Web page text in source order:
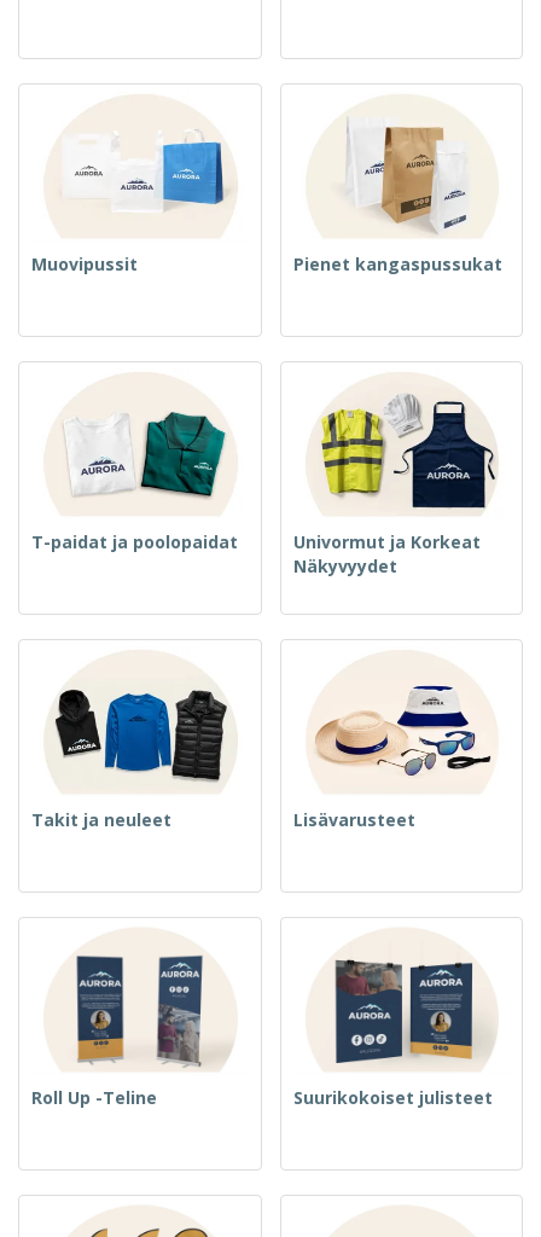
Muovipussit Pienet kangaspussukat
T-paidat ja poolopaidat
Univormut ja Korkeat
Näkyvyydet
Takit ja neuleet Lisävarusteet
Roll Up -Teline Suurikokoiset julisteet